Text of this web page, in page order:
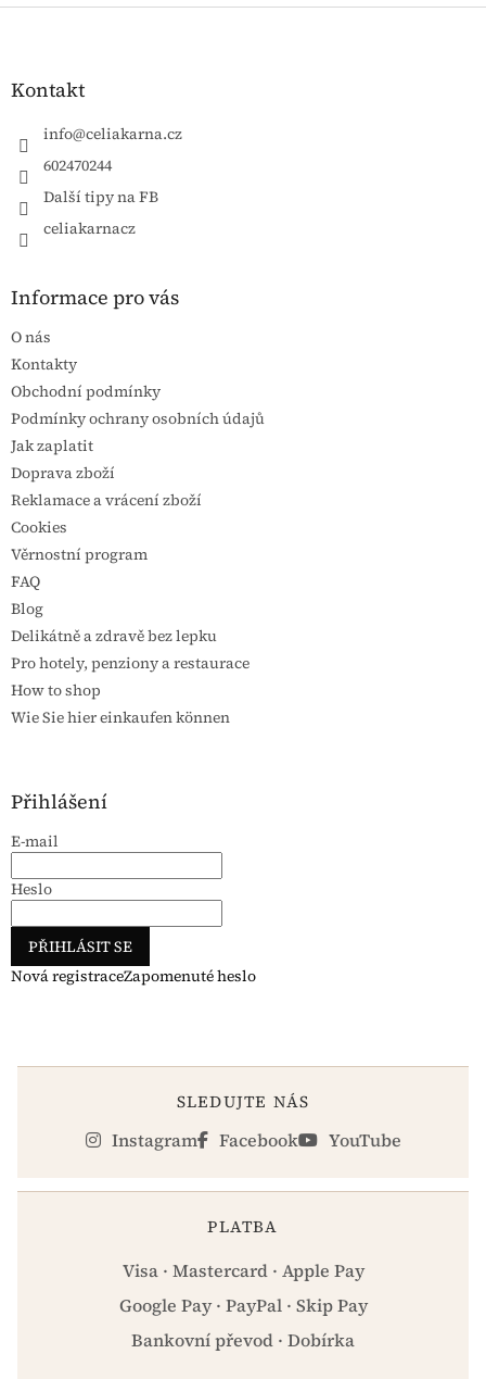
Zápatí
Kontakt
info@celiakarna.cz
602470244
Další tipy na FB
celiakarnacz
Informace pro vás
O nás
Kontakty
Obchodní podmínky
Podmínky ochrany osobních údajů
Jak zaplatit
Doprava zboží
Reklamace a vrácení zboží
Cookies
Věrnostní program
FAQ
Blog
Delikátně a zdravě bez lepku
Pro hotely, penziony a restaurace
How to shop
Wie Sie hier einkaufen können
Přihlášení
E-mail
Heslo
PŘIHLÁSIT SE
Nová registraceZapomenuté heslo
SLEDUJTE NÁS
Instagram Facebook YouTube
PLATBA
Visa · Mastercard · Apple Pay
Google Pay · PayPal · Skip Pay
Bankovní převod · Dobírka